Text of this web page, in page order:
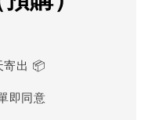
寄出 📦
即同意